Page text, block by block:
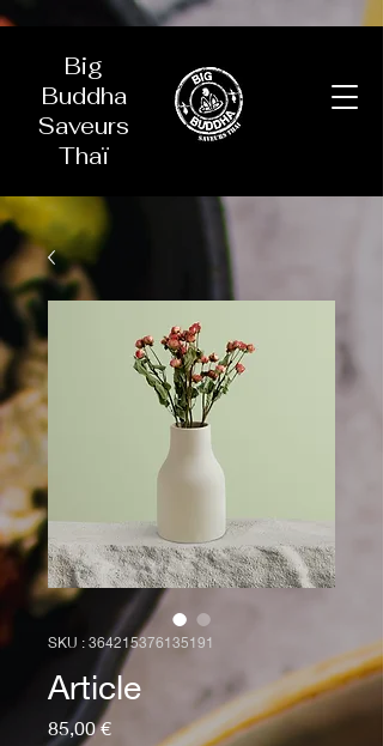
Big
Buddha
Saveurs
Thaï
SKU : 364215376135191
Article
85,00 €Prix